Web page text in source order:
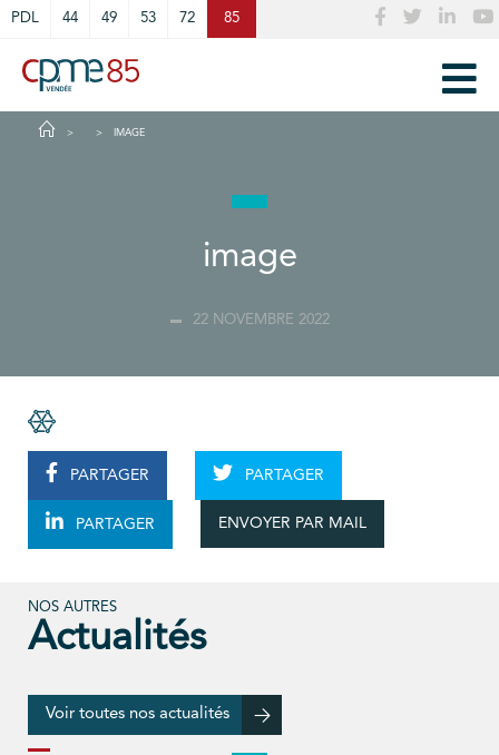
PDL 44 49 53 72 85
IMAGE
image
22 NOVEMBRE 2022
PARTAGER PARTAGER
PARTAGER ENVOYER PAR MAIL
NOS AUTRES
Actualités
Voir toutes nos actualités
Cookies management panel